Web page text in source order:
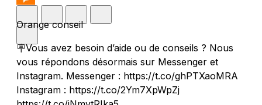
Orange conseil
🪧Vous avez besoin d’aide ou de conseils ? Nous
vous répondons désormais sur Messenger et
Instagram. Messenger : https://t.co/ghPTXaoMRA
Instagram : https://t.co/2Ym7XpWpZj